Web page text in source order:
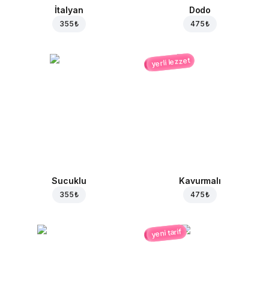
İtalyan
355 ₺
Dodo
475 ₺
Sucuklu
355 ₺
yerli lezzet
Kavurmalı
475 ₺
yeni tarif